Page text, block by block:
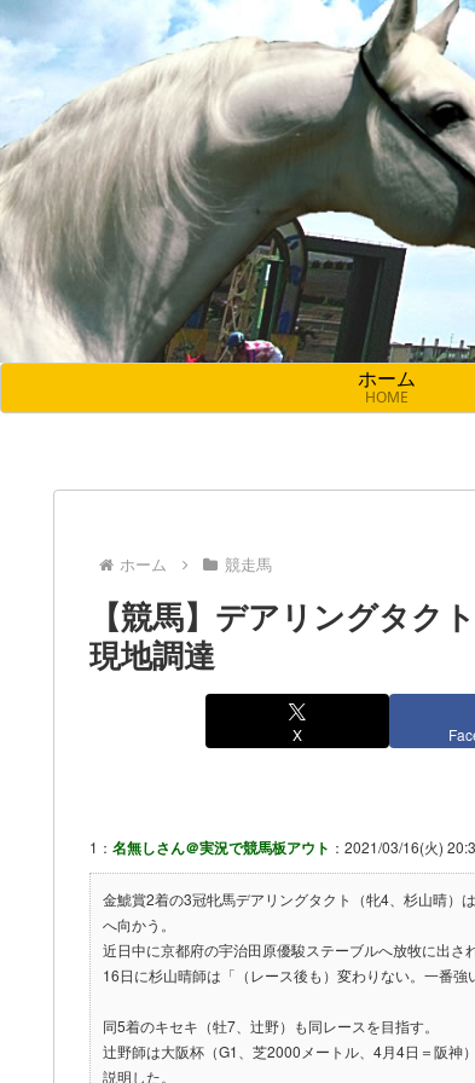
ホーム
HOME
ホーム 競走馬
【競馬】デアリングタ
現地調達
X
1： 名無しさん＠実況で競馬板アウト ：2021/03/16(火)
金鯱賞2着の3冠牝馬デアリングタクト（牝4、杉山晴）
へ向かう。
近日中に京都府の宇治田原優駿ステーブルへ放牧に出され
16日に杉山晴師は「（レース後も）変わりない。一番強
同5着のキセキ（牡7、辻野）も同レースを目指す。
辻野師は大阪杯（G1、芝2000メートル、4月4日＝阪神
説明した。